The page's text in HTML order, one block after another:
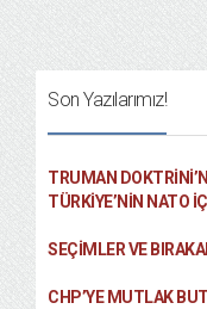
Son Yazılarımız!
TRUMAN
TÜRKIYE’NIN NATO
SEÇIMLER VE
CHP’YE MUTLAK